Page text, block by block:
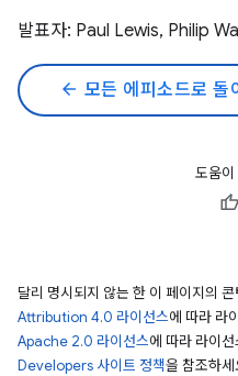
발표자: Paul Lewis, Philip
arrow_back 모든 에피소드로 돌
도움이
달리 명시되지 않는 한 이 페이지의
Attribution 4.0 라이선스에 따라 라
Apache 2.0 라이선스에 따라 라이
Developers 사이트 정책을 참조하